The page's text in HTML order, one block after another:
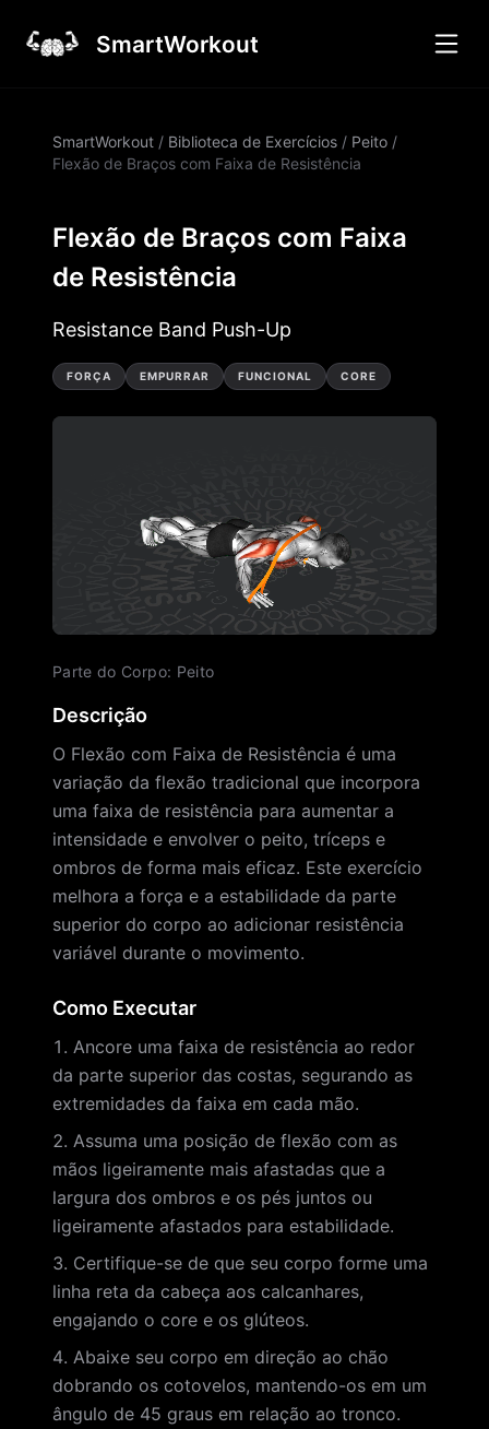
SmartWorkout
SmartWorkout / Biblioteca de Exercícios / Peito /
Flexão de Braços com Faixa de Resistência
Flexão de Braços com Faixa
de Resistência
Resistance Band Push-Up
FORÇA EMPURRAR FUNCIONAL CORE
Parte do Corpo: Peito
Descrição
O Flexão com Faixa de Resistência é uma
variação da flexão tradicional que incorpora
uma faixa de resistência para aumentar a
intensidade e envolver o peito, tríceps e
ombros de forma mais eficaz. Este exercício
melhora a força e a estabilidade da parte
superior do corpo ao adicionar resistência
variável durante o movimento.
Como Executar
Ancore uma faixa de resistência ao redor
da parte superior das costas, segurando as
extremidades da faixa em cada mão.
Assuma uma posição de flexão com as
mãos ligeiramente mais afastadas que a
largura dos ombros e os pés juntos ou
ligeiramente afastados para estabilidade.
Certifique-se de que seu corpo forme uma
linha reta da cabeça aos calcanhares,
engajando o core e os glúteos.
Abaixe seu corpo em direção ao chão
dobrando os cotovelos, mantendo-os em um
ângulo de 45 graus em relação ao tronco.